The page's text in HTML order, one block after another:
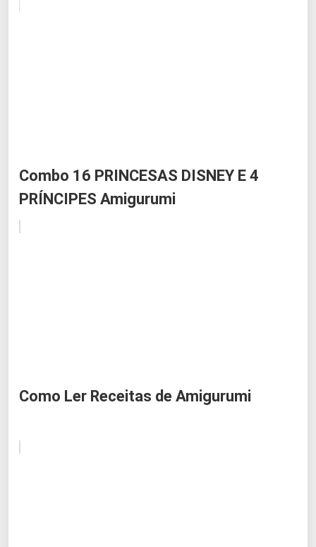
Combo 16 PRINCESAS DISNEY E 4
PRÍNCIPES Amigurumi
Como Ler Receitas de Amigurumi